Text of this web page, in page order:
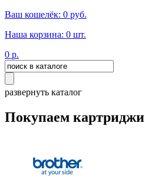
Ваш кошелёк: 0 руб.
Наша корзина: 0 шт.
0 р.
развернуть каталог
Покупаем картриджи